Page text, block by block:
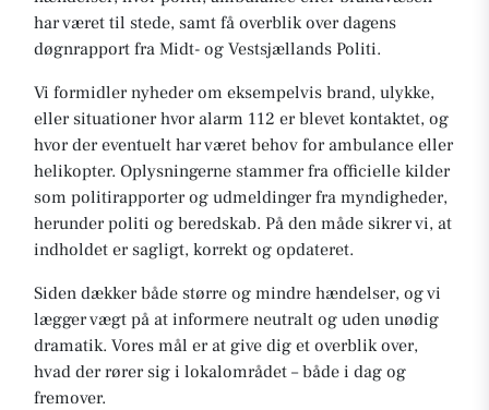
har været til stede, samt få overblik over dagens
døgnrapport fra Midt- og Vestsjællands Politi.
Vi formidler nyheder om eksempelvis brand, ulykke,
eller situationer hvor alarm 112 er blevet kontaktet, og
hvor der eventuelt har været behov for ambulance eller
helikopter. Oplysningerne stammer fra officielle kilder
som politirapporter og udmeldinger fra myndigheder,
herunder politi og beredskab. På den måde sikrer vi, at
indholdet er sagligt, korrekt og opdateret.
Siden dækker både større og mindre hændelser, og vi
lægger vægt på at informere neutralt og uden unødig
dramatik. Vores mål er at give dig et overblik over,
hvad der rører sig i lokalområdet – både i dag og
fremover.